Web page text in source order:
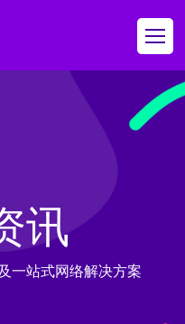
讯
一站式网络解决方案